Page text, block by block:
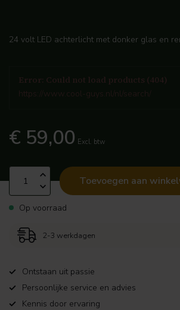
24 volt LED achterlicht met donker glas en
Error: Could not load products (404)
https://www.cool-guys.nl/nl/search/
€ 59,00 Excl. btw
Toevoegen aan
Op voorraad
2-3 werkdagen
Ontstaan uit passie
Persoonlijke service en advies
Kennis door ervaring